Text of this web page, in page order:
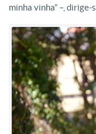
minha vinha” –, dirige-